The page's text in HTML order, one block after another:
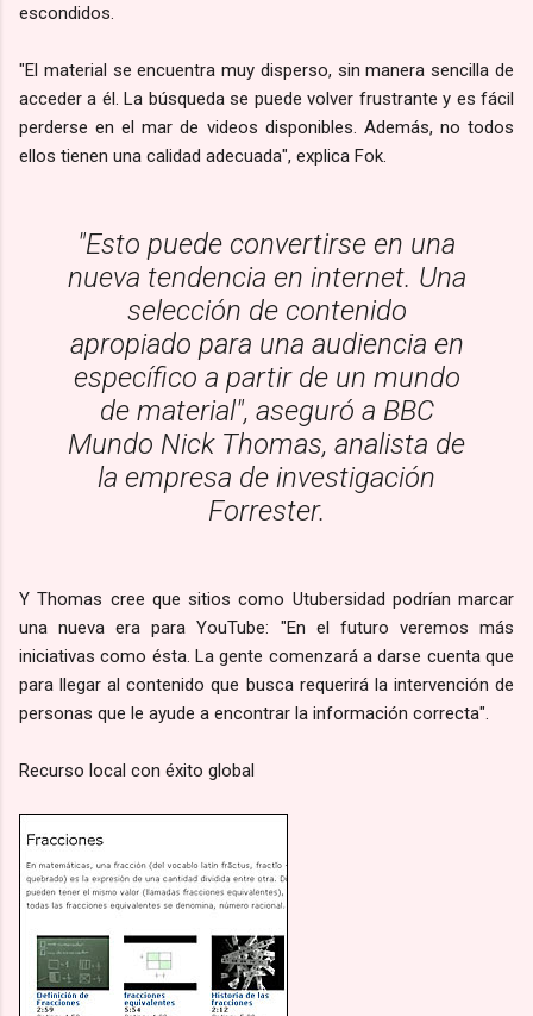
escondidos.
"El material se encuentra muy disperso, sin manera sencilla de
acceder a él. La búsqueda se puede volver frustrante y es fácil
perderse en el mar de videos disponibles. Además, no todos
ellos tienen una calidad adecuada", explica Fok.
"Esto puede convertirse en una
nueva tendencia en internet. Una
selección de contenido
apropiado para una audiencia en
específico a partir de un mundo
de material", aseguró a BBC
Mundo Nick Thomas, analista de
la empresa de investigación
Forrester.
Y Thomas cree que sitios como Utubersidad podrían marcar
una nueva era para YouTube: "En el futuro veremos más
iniciativas como ésta. La gente comenzará a darse cuenta que
para llegar al contenido que busca requerirá la intervención de
personas que le ayude a encontrar la información correcta".
Recurso local con éxito global